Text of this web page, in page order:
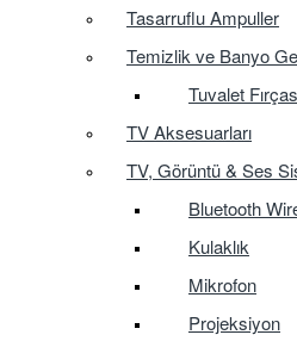
Tasarruflu Ampuller
Temizlik ve Banyo
Tuvalet
TV Aksesuarları
TV, Görüntü & Ses
Bluetooth
Kulaklık
Mikrofon
Projeksiyon